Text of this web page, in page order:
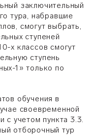
заключительный
тура, набравшие
смогут выбрать,
ступеней
х классов смогут
ступень
1» только по
обучения в
своевременной
с учетом пункта 3.3.
отборочный тур